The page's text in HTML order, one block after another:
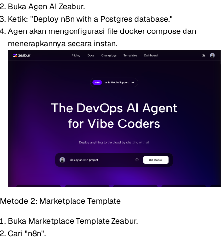
Buka Agen AI Zeabur.
Ketik: "Deploy n8n with a Postgres database."
Agen akan mengonfigurasi file docker compose dan
menerapkannya secara instan.
Metode 2: Marketplace Template
Buka Marketplace Template Zeabur.
Cari "n8n".